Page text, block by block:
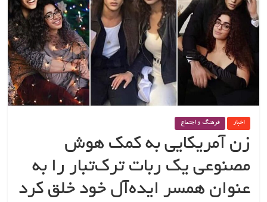
www.hooshtaak.ir
اخبار فرهنگ و اجتماع
زن آمریکایی به کمک هوش
مصنوعی یک ربات ترک‌تبار را به
عنوان همسر ایده‌آل خود خلق کرد